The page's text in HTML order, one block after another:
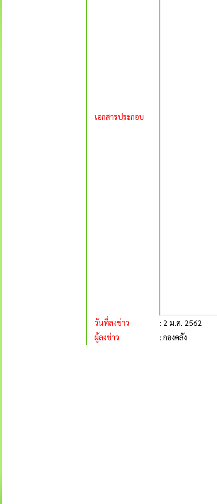
เอกสารประกอบ
วันที่ลงข่าว
: 2 ม.ค. 2562
ผู้ลงข่าว
: กองคลัง